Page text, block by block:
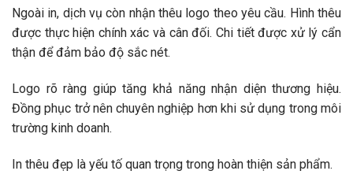
Ngoài in, dịch vụ còn nhận thêu logo theo yêu cầu. Hình thêu
được thực hiện chính xác và cân đối. Chi tiết được xử lý cẩn
thận để đảm bảo độ sắc nét.
Logo rõ ràng giúp tăng khả năng nhận diện thương hiệu.
Đồng phục trở nên chuyên nghiệp hơn khi sử dụng trong môi
trường kinh doanh.
In thêu đẹp là yếu tố quan trọng trong hoàn thiện sản phẩm.